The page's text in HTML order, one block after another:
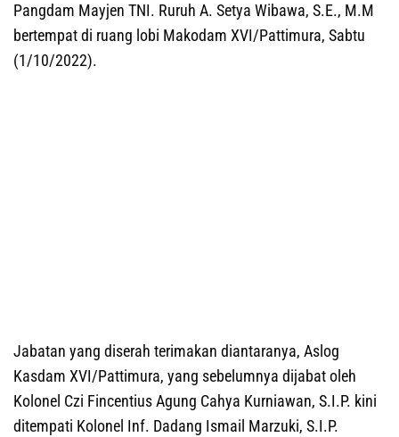
Pangdam Mayjen TNI. Ruruh A. Setya Wibawa, S.E., M.M
bertempat di ruang lobi Makodam XVI/Pattimura, Sabtu
(1/10/2022).
Jabatan yang diserah terimakan diantaranya, Aslog
Kasdam XVI/Pattimura, yang sebelumnya dijabat oleh
Kolonel Czi Fincentius Agung Cahya Kurniawan, S.I.P. kini
ditempati Kolonel Inf. Dadang Ismail Marzuki, S.I.P.